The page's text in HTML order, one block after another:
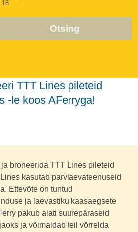
18
Otsing
-le koos AFerryga!
broneerida TTT Lines pileteid
kasutab parvlaevateenuseid
Ettevõte on tuntud
ja laevastiku kaasaegsete
pakub alati suurepäraseid
ja võimaldab teil võrrelda